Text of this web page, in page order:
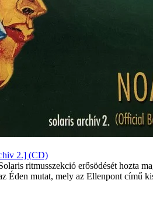
2.] (CD)
ritmusszekció erősödését hozta
Éden mutat, mely az Ellenpont című